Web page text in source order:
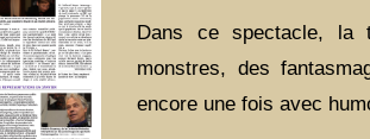
Dans ce spectacle, la
monstres, des
encore une fois avec